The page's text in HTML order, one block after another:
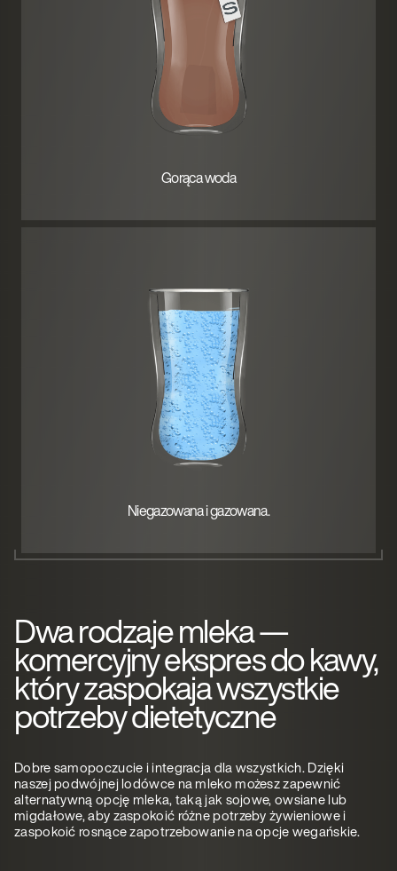
Gorąca woda
Niegazowana i gazowana.
Dwa rodzaje mleka —
komercyjny ekspres do kawy,
który zaspokaja wszystkie
potrzeby dietetyczne
Dobre samopoczucie i integracja dla wszystkich. Dzięki
naszej podwójnej lodówce na mleko możesz zapewnić
alternatywną opcję mleka, taką jak sojowe, owsiane lub
migdałowe, aby zaspokoić różne potrzeby żywieniowe i
zaspokoić rosnące zapotrzebowanie na opcje wegańskie.